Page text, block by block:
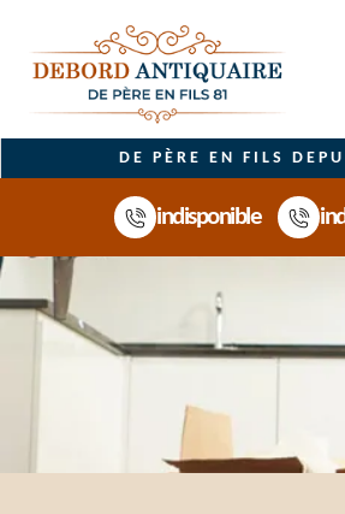
DE PÈRE EN FILS
indisponible